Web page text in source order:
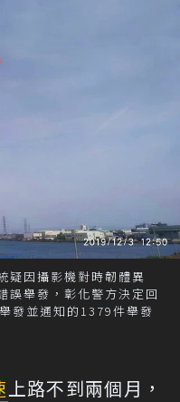
疑因攝影機對時韌體異
誤舉發，彰化警方決定回
發並通知的1379件舉發
上路不到兩個月，